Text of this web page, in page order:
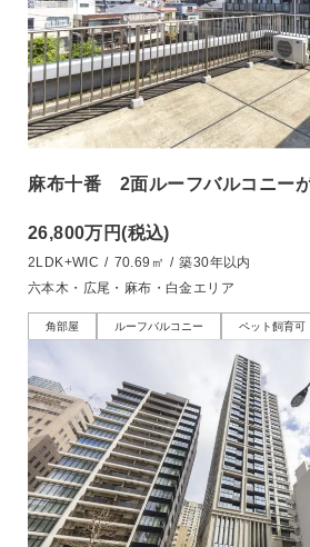
麻布十番 2面ルーフバルコニー
26,800万円(税込)
2LDK+WIC / 70.69㎡ / 築30年以内
六本木・広尾・麻布・白金エリア
角部屋 ルーフバルコニー ペット飼育可